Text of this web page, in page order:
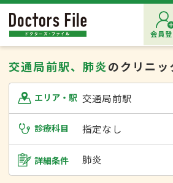
会員
交通局前駅、肺炎のクリニ
エリア・駅 交通局前駅
診療科目 指定なし
詳細条件 肺炎